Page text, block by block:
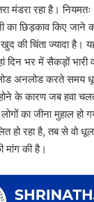
रहा है।
का छिड़काव किए जाने
की चिंता ज्यादा है।
दिन भर में सैकड़ों भारी
अनलोड करते समय धूल
के कारण जब हवा
का जीना मुहाल हो
हो रहा है, तब से वो
मांग की है।